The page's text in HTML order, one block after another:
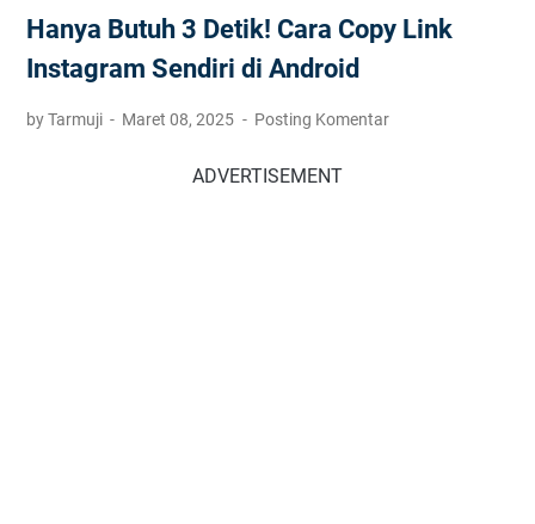
Hanya Butuh 3 Detik! Cara Copy Link
Instagram Sendiri di Android
by Tarmuji Maret 08, 2025 Posting Komentar
ADVERTISEMENT